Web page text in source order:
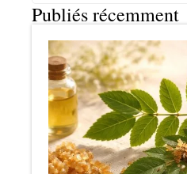
Publiés récemment